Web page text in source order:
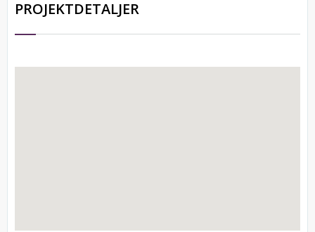
PROJEKTDETALJER